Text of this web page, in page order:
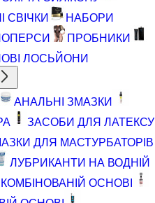
СВІЧКИ
НАБОРИ
ПРОБНИКИ
ЛОСЬЙОНИ
АНАЛЬНІ ЗМАЗКИ
ЗАСОБИ ДЛЯ ЛАТЕКСУ
ДЛЯ МАСТУРБАТОРІВ
ЛУБРИКАНТИ НА ВОДНІЙ
ОСНОВІ